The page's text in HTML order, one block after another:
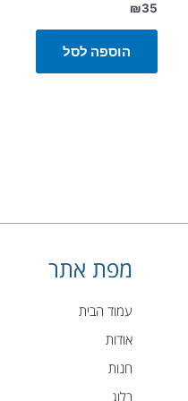
₪35
הוספה לסל
מפת אתר
עמוד הבית
אודות
חנות
בלוג